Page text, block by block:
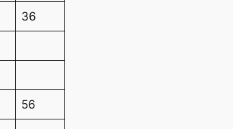
36
56